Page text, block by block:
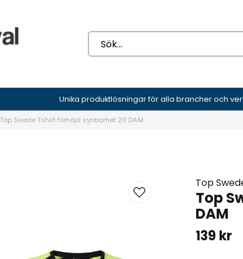
Unika produktlösningar för alla brancher och
Top Swede Tshirt förhöjd synbarhet 211 DAM
Top
Top
DAM
139 kr